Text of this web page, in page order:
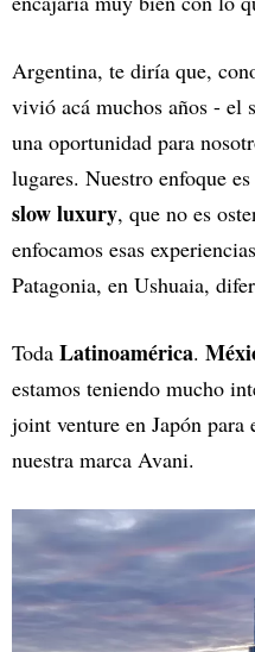
Argentina, te diría que,
vivió acá muchos años - el
una oportunidad para
lugares. Nuestro enfoque
slow luxury, que no es
enfocamos esas
Patagonia, en Ushuaia,
Toda Latinoamérica.
estamos teniendo mucho
joint venture en Japón
nuestra marca Avani.